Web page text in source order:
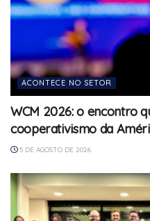
ACONTECE NO SETOR
WCM 2026: o encontro
cooperativismo da
5 DE AGOSTO DE 2026